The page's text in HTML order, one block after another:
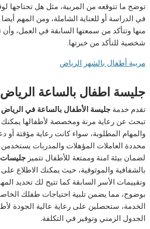
توضح ما تتوقعه من المربية، مثل هل تحتاجها
في الدراسة أو للعناية الشاملة، ومن المهم
منها وتتأكد من سمعتها السابقة في العمل، وأن
شخصية للتأكد من خبرتها.
مربية أطفال بالشهر الرياض
جليسة اطفال بالساعة الرياض
تقدم خدمةجليسة الأطفال بالساعة في الرياض
تبحث عن رعاية مرنة ومخصصة لأطفالها
والمهام المطلوبة، سواء كانت رعاية مؤقتة أو
محددة العاملات المؤهلات والمدربات
لضمان بيئة امنة وممتعة للأطفال تتميز
بالشفافية والموثوقية، حيث يمكنك الاطلاع
وتقييمات الأسر السابقة كما تتيح لك تحديد
بوضوح، مما يضمن تلبية احتياجات طفلك
الخدمة، ستحصلين على رعاية عالية الجودة
الجدول الزمني وتوفير في التكلفة.